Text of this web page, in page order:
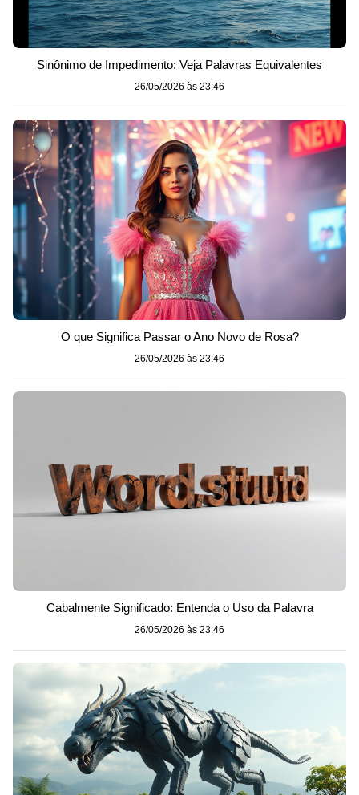
Sinônimo de Impedimento: Veja Palavras Equivalentes
26/05/2026 às 23:46
O que Significa Passar o Ano Novo de Rosa?
26/05/2026 às 23:46
Cabalmente Significado: Entenda o Uso da Palavra
26/05/2026 às 23:46